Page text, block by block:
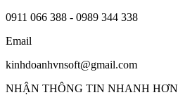
0911 066 388 - 0989 344 338
Email
kinhdoanhvnsoft@gmail.com
NHẬN THÔNG TIN NHANH HƠN